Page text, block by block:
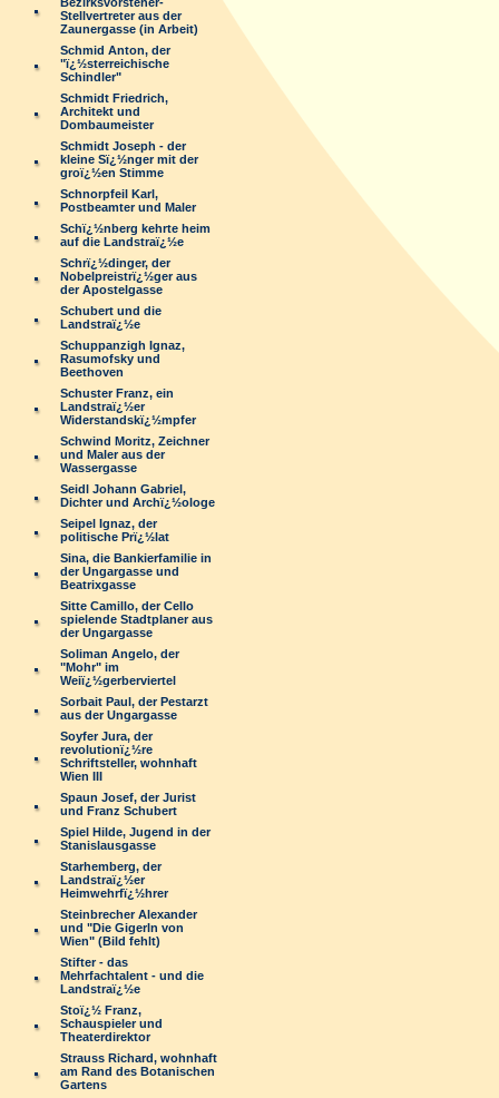
Stellvertreter aus der
Zaunergasse (in Arbeit)
Schmid Anton, der
"ï¿½sterreichische
Schindler"
Schmidt Friedrich,
Architekt und
Dombaumeister
Schmidt Joseph - der
kleine Sï¿½nger mit der
groï¿½en Stimme
Schnorpfeil Karl,
Postbeamter und Maler
Schï¿½nberg kehrte heim
auf die Landstraï¿½e
Schrï¿½dinger, der
Nobelpreistrï¿½ger aus
der Apostelgasse
Schubert und die
Landstraï¿½e
Schuppanzigh Ignaz,
Rasumofsky und
Beethoven
Schuster Franz, ein
Landstraï¿½er
Widerstandskï¿½mpfer
Schwind Moritz, Zeichner
und Maler aus der
Wassergasse
Seidl Johann Gabriel,
Dichter und Archï¿½ologe
Seipel Ignaz, der
politische Prï¿½lat
Sina, die Bankierfamilie in
der Ungargasse und
Beatrixgasse
Sitte Camillo, der Cello
spielende Stadtplaner aus
der Ungargasse
Soliman Angelo, der
"Mohr" im
Weiï¿½gerberviertel
Sorbait Paul, der Pestarzt
aus der Ungargasse
Soyfer Jura, der
revolutionï¿½re
Schriftsteller, wohnhaft
Wien III
Spaun Josef, der Jurist
und Franz Schubert
Spiel Hilde, Jugend in der
Stanislausgasse
Starhemberg, der
Landstraï¿½er
Heimwehrfï¿½hrer
Steinbrecher Alexander
und "Die Gigerln von
Wien" (Bild fehlt)
Stifter - das
Mehrfachtalent - und die
Landstraï¿½e
Stoï¿½ Franz,
Schauspieler und
Theaterdirektor
Strauss Richard, wohnhaft
am Rand des Botanischen
Gartens